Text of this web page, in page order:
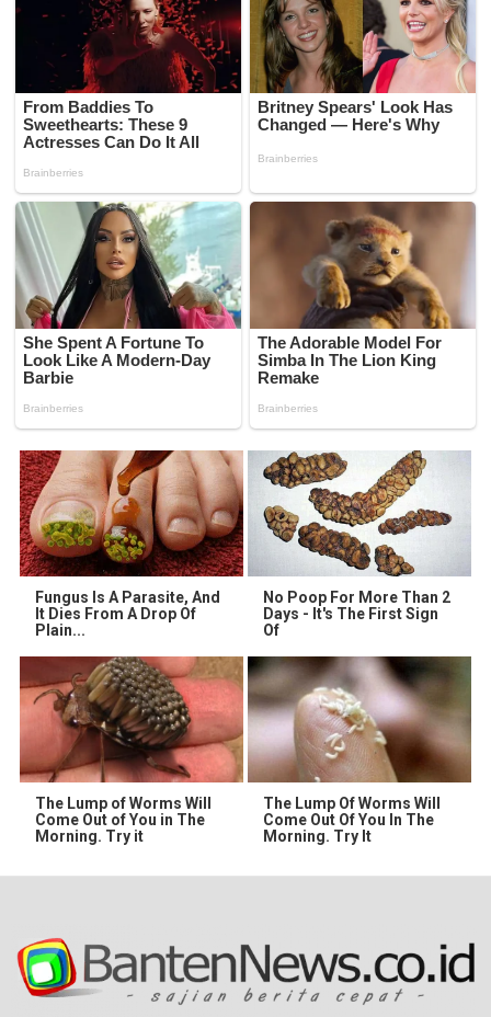
Fungus Is A Parasite, And
It Dies From A Drop Of
Plain...
No Poop For More Than 2
Days - It's The First Sign
Of
The Lump of Worms Will
Come Out of You in The
Morning. Try it
The Lump Of Worms Will
Come Out Of You In The
Morning. Try It